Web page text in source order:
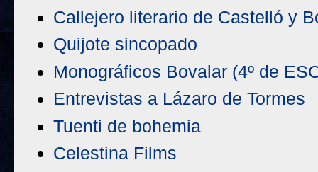
Callejero literario de Castelló y
Quijote sincopado
Monográficos Bovalar (4º de
Entrevistas a Lázaro de Tormes
Tuenti de bohemia
Celestina Films